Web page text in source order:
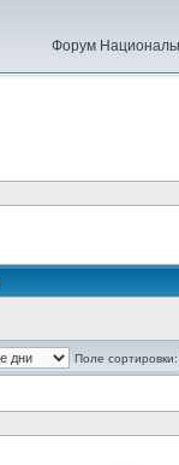
Форум
Поле сортировки: